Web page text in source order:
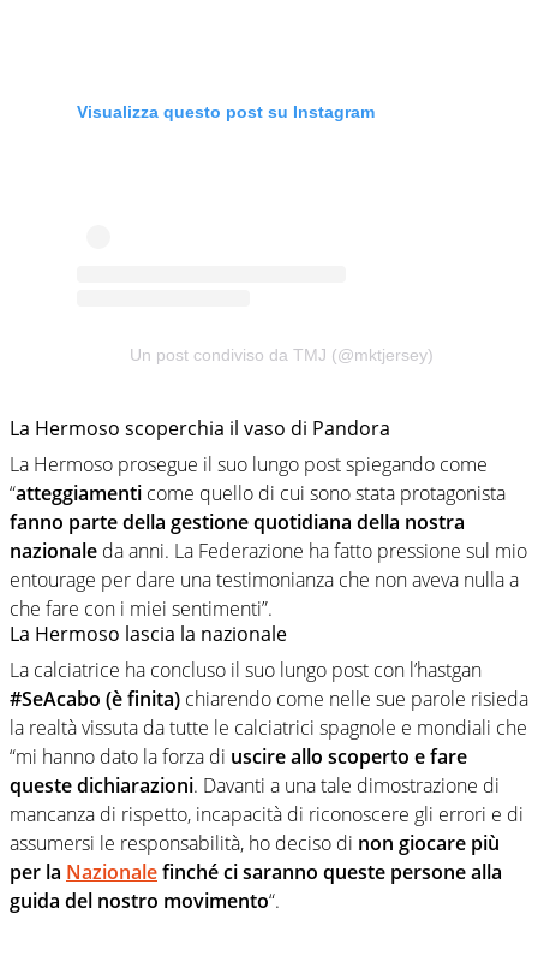
Visualizza questo post su Instagram
Un post condiviso da TMJ (@mktjersey)
La Hermoso scoperchia il vaso di Pandora
La Hermoso prosegue il suo lungo post spiegando come
“atteggiamenti come quello di cui sono stata protagonista
fanno parte della gestione quotidiana della nostra
nazionale da anni. La Federazione ha fatto pressione sul mio
entourage per dare una testimonianza che non aveva nulla a
che fare con i miei sentimenti”.
La Hermoso lascia la nazionale
La calciatrice ha concluso il suo lungo post con l’hastgan
#SeAcabo (è finita) chiarendo come nelle sue parole risieda
la realtà vissuta da tutte le calciatrici spagnole e mondiali che
“mi hanno dato la forza di uscire allo scoperto e fare
queste dichiarazioni. Davanti a una tale dimostrazione di
mancanza di rispetto, incapacità di riconoscere gli errori e di
assumersi le responsabilità, ho deciso di non giocare più
per la Nazionalefinché ci saranno queste persone alla
guida del nostro movimento“.